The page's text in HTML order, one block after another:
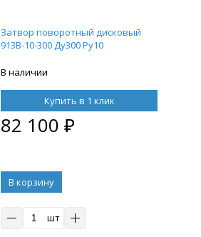
Затвор поворотный дисковый
913B-10-300 Ду300 Ру10
В наличии
Купить в 1 клик
82 100 ₽
В корзину
шт